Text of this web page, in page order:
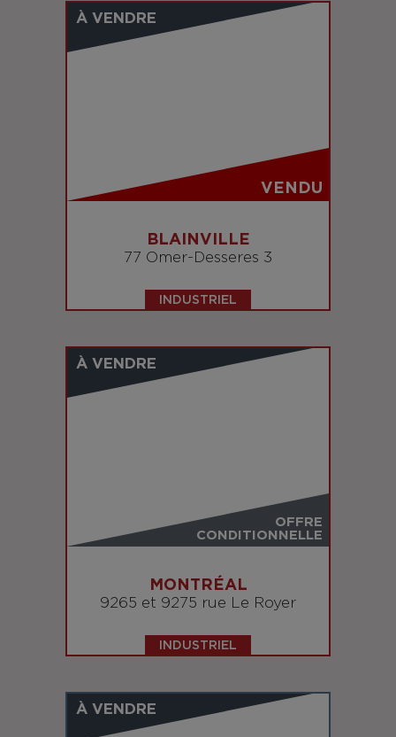
À VENDRE
VENDU
BLAINVILLE
77 Omer-Desseres 3
INDUSTRIEL
À VENDRE
OFFRE
CONDITIONNELLE
MONTRÉAL
9265 et 9275 rue Le Royer
INDUSTRIEL
À VENDRE